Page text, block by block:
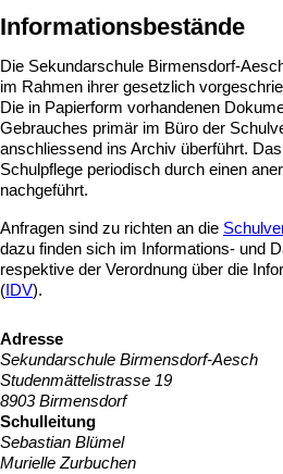
Informationsbestände
Die Sekundarschule Birmensdorf-
im Rahmen ihrer gesetzlich
Die in Papierform vorhandenen
Gebrauches primär im Büro der
anschliessend ins Archiv überführt.
Schulpflege periodisch durch einen
nachgeführt.
Anfragen sind zu richten an die
dazu finden sich im Informations- und
respektive der Verordnung über die
( IDV).
Adresse
Sekundarschule Birmensdorf-Aesch
Studenmättelistrasse 19
8903 Birmensdorf
Schulleitung
Sebastian Blümel
Murielle Zurbuchen